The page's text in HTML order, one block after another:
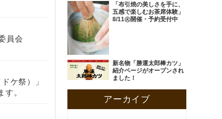
員会
ケ祭）」
。
「布引焼の美しさを手に、
五感で楽しむお茶席体験」
8/11㊋開催・予約受付中
新名物「勝運太郎棒カツ」
紹介ページがオープンされ
ました！
アーカイブ